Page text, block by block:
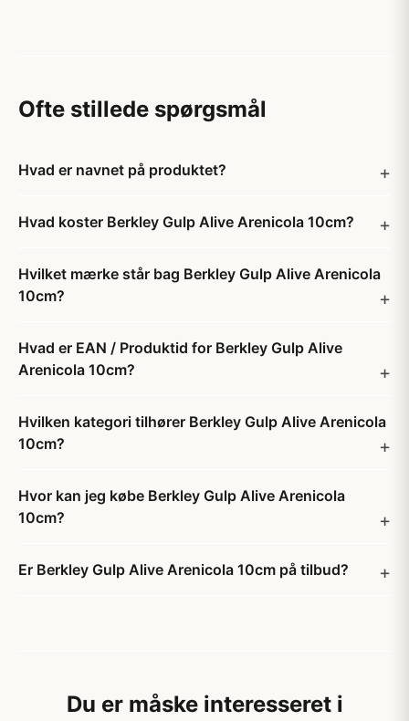
Ofte stillede spørgsmål
Hvad er navnet på produktet?
Hvad koster Berkley Gulp Alive Arenicola 10cm?
Hvilket mærke står bag Berkley Gulp Alive Arenicola
10cm?
Hvad er EAN / Produktid for Berkley Gulp Alive
Arenicola 10cm?
Hvilken kategori tilhører Berkley Gulp Alive Arenicola
10cm?
Hvor kan jeg købe Berkley Gulp Alive Arenicola
10cm?
Er Berkley Gulp Alive Arenicola 10cm på tilbud?
Du er måske interesseret i